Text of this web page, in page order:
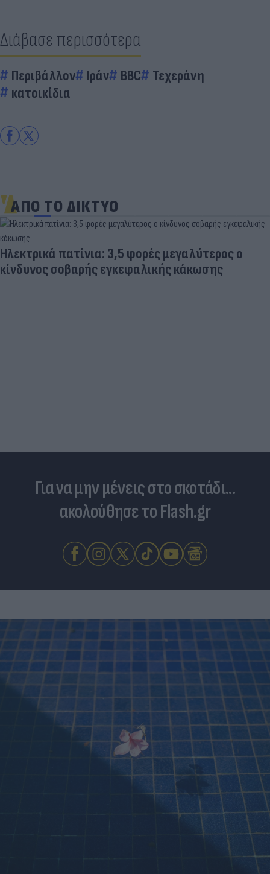
Διάβασε περισσότερα
Περιβάλλον Ιράν BBC
Τεχεράνη
κατοικίδια
ΑΠΟ ΤΟ ΔΙΚΤΥΟ
Ηλεκτρικά πατίνια: 3,5 φορές μεγαλύτερος ο
κίνδυνος σοβαρής εγκεφαλικής κάκωσης
Για να μην μένεις στο σκοτάδι...
ακολούθησε το Flash.gr